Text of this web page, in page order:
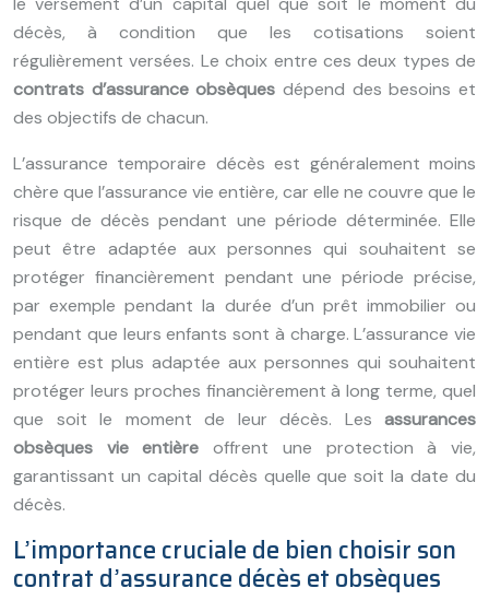
décès, à condition que les cotisations soient
régulièrement versées. Le choix entre ces deux types de
contrats d’assurance obsèques dépend des besoins et
des objectifs de chacun.
L’assurance temporaire décès est généralement moins
chère que l’assurance vie entière, car elle ne couvre que le
risque de décès pendant une période déterminée. Elle
peut être adaptée aux personnes qui souhaitent se
protéger financièrement pendant une période précise,
par exemple pendant la durée d’un prêt immobilier ou
pendant que leurs enfants sont à charge. L’assurance vie
entière est plus adaptée aux personnes qui souhaitent
protéger leurs proches financièrement à long terme, quel
que soit le moment de leur décès. Les assurances
obsèques vie entièreoffrent une protection à vie,
garantissant un capital décès quelle que soit la date du
décès.
L’importance cruciale de bien choisir son
contrat d’assurance décès et obsèques